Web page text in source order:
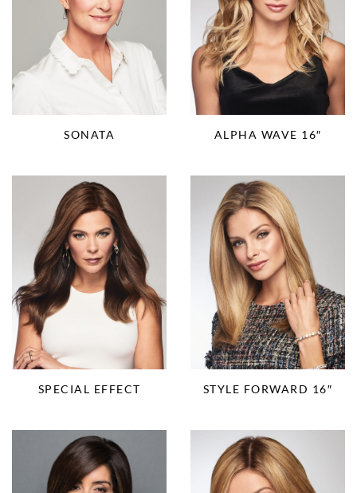
SONATA ALPHA WAVE 16″
SPECIAL EFFECT STYLE FORWARD 16″